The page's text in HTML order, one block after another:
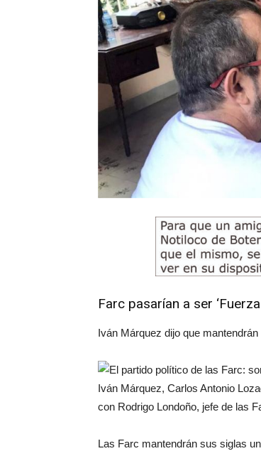
Farc pasarían a ser
Iván Márquez dijo que
Iván Márquez, Carlos Antonio
con Rodrigo Londoño, jefe de las
Las Farc mantendrán sus siglas